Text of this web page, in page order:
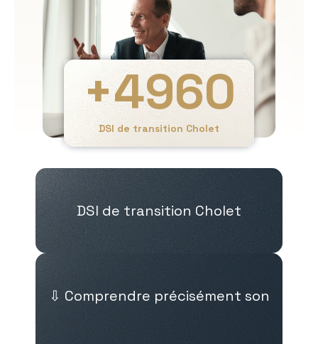
DSI de transition Cholet
+4960
DSI de transition Cholet
⇩ Comprendre précisément son